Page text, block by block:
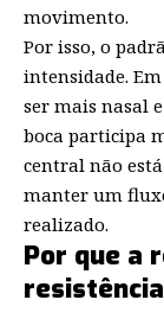
movimento.
Por isso, o
intensidade.
ser mais nasal
boca participa
central não
manter um
realizado.
Por que a